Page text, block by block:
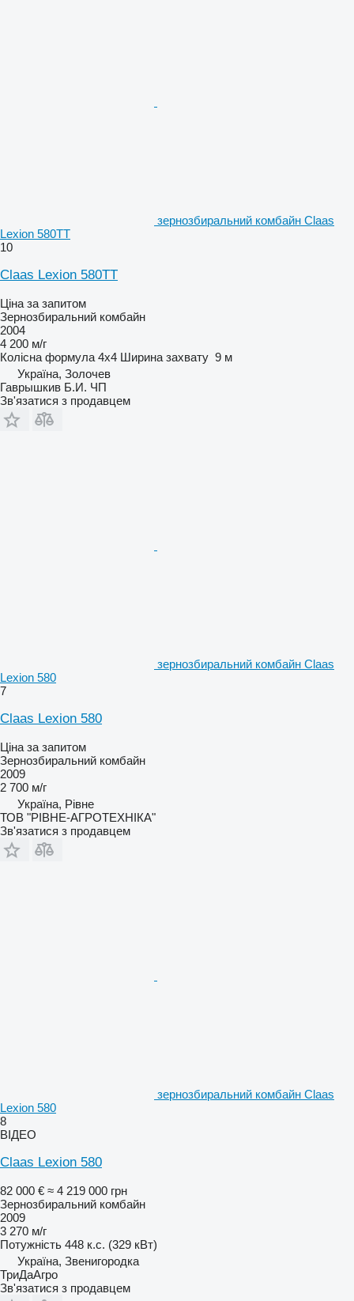
зернозбиральний комбайн Claas
Lexion 580TT
10
Claas Lexion 580TT
Ціна за запитом
Зернозбиральний комбайн
2004
4 200 м/г
Колісна формула 4x4 Ширина захвату 9 м
Україна, Золочев
Гаврышкив Б.И. ЧП
Зв'язатися з продавцем
зернозбиральний комбайн Claas
Lexion 580
7
Claas Lexion 580
Ціна за запитом
Зернозбиральний комбайн
2009
2 700 м/г
Україна, Рівне
ТОВ "РІВНЕ-АГРОТЕХНІКА"
Зв'язатися з продавцем
зернозбиральний комбайн Claas
Lexion 580
8
ВІДЕО
Claas Lexion 580
82 000 € ≈ 4 219 000 грн
Зернозбиральний комбайн
2009
3 270 м/г
Потужність 448 к.с. (329 кВт)
Україна, Звенигородка
ТриДаАгро
Зв'язатися з продавцем